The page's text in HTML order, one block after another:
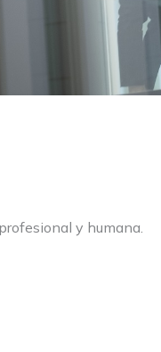
y humana.